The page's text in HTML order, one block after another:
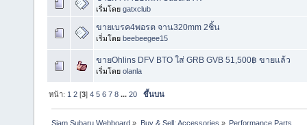
เริ่มโดย gatxclub
ขายเบรค4พอรต จาน320mm 2ชิ้น
เริ่มโดย beebeegee15
ขายOhlins DFV BTO ใส่ GRB GVB 51,500฿ ขายแล้ว
เริ่มโดย olanla
หน้า: 1 2 [3]4 5 6 7 8 ...20 ขึ้นบน
Siam Subaru Webboard » Buy & Sell: Accessories » Performance Parts